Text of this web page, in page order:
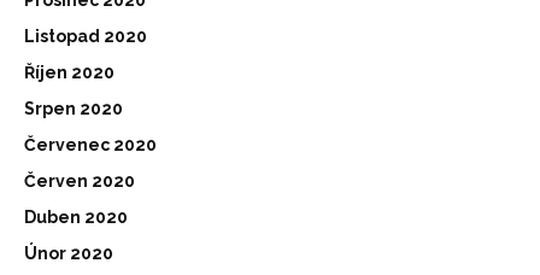
Listopad 2020
Říjen 2020
Srpen 2020
Červenec 2020
Červen 2020
Duben 2020
Únor 2020